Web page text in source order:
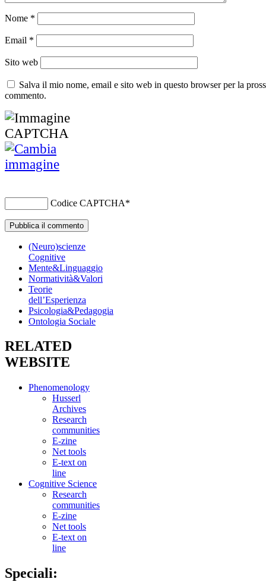
Nome *
Email *
Sito web
Salva il mio nome, email e sito web in questo browser per la
commento.
Codice CAPTCHA*
(Neuro)scienze
Cognitive
Mente&Linguaggio
Normatività&Valori
Teorie
dell’Esperienza
Psicologia&Pedagogia
Ontologia Sociale
RELATED
WEBSITE
Phenomenology
Husserl
Archives
Research
communities
E-zine
Net tools
E-text on
line
Cognitive Science
Research
communities
E-zine
Net tools
E-text on
line
Speciali: